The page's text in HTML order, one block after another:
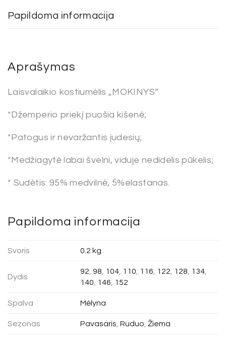
Papildoma informacija
Aprašymas
Laisvalaikio kostiumėlis „MOKINYS”
*Džemperio priekį puošia kišenė;
*Patogus ir nevaržantis judesių;
*Medžiagytė labai švelni, viduje nedidelis pūkelis;
* Sudėtis: 95% medvilnė, 5%elastanas.
Papildoma informacija
Svoris 0.2 kg
Dydis
92, 98, 104, 110, 116, 122, 128, 134,
140, 146, 152
Spalva Mėlyna
Sezonas Pavasaris, Ruduo, Žiema